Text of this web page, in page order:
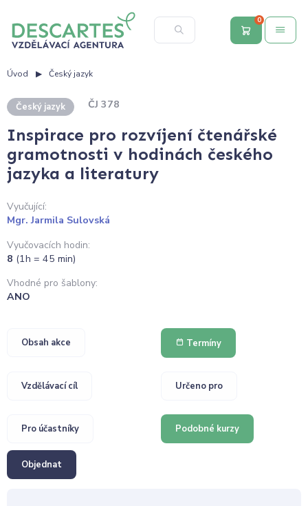
0
Úvod Český jazyk
Český jazyk ČJ 378
Inspirace pro rozvíjení čtenářské
gramotnosti v hodinách českého
jazyka a literatury
Vyučující:
Mgr. Jarmila Sulovská
Vyučovacích hodin:
8 (1h = 45 min)
Vhodné pro šablony:
ANO
Obsah akce Termíny
Vzdělávací cíl Určeno pro
Pro účastníky Podobné kurzy
Objednat